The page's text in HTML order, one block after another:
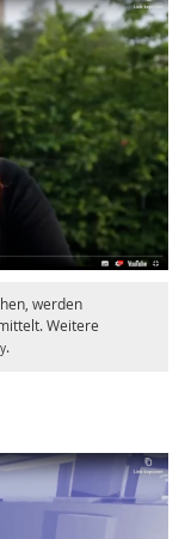
werden
Weitere
.